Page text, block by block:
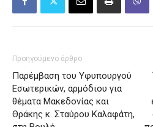
Προηγούμενο άρθρο
Παρέμβαση του Υφυπουργού
Εσωτερικών, αρμόδιου για
θέματα Μακεδονίας και
Θράκης κ. Σταύρου Καλαφάτη,